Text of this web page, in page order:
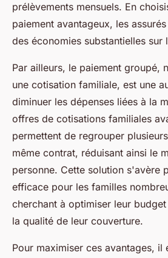
prélèvements mensuels. En
paiement avantageux, les
des économies substantielles sur
Par ailleurs, le paiement groupé,
une cotisation familiale, est une
diminuer les dépenses liées à la
offres de cotisations familiales
permettent de regrouper
même contrat, réduisant ainsi le
personne. Cette solution s'avère
efficace pour les familles
cherchant à optimiser leur
la qualité de leur couverture.
Pour maximiser ces avantages, il